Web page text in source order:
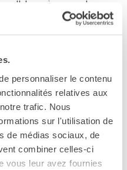
personnaliser le contenu
relatives aux
trafic. Nous
sur l'utilisation de
de médias sociaux, de
combiner celles-ci
vous leur avez fournies
sul
collaborazione con la
l’incontro, dialogherà con il
libroSe Einstein avesse
to watch this video.